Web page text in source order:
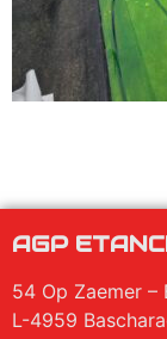
AGP
54 Op Zaemer –
L-4959